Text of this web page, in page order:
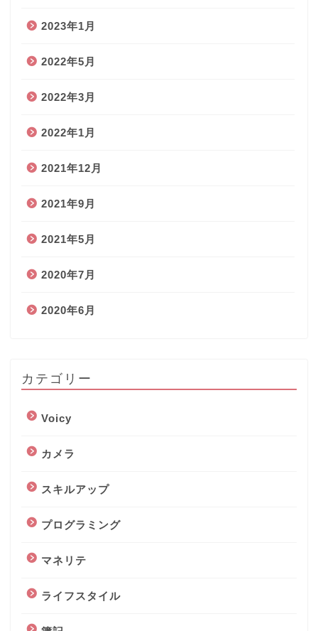
2023年1月
2022年5月
2022年3月
2022年1月
2021年12月
2021年9月
2021年5月
2020年7月
2020年6月
カテゴリー
Voicy
カメラ
スキルアップ
プログラミング
マネリテ
ライフスタイル